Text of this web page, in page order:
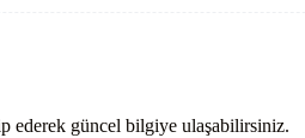
ederek güncel bilgiye ulaşabilirsiniz.